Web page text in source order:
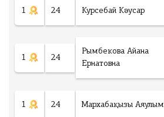
1 24 Курсебай Кәусар
1 24
Рымбекова Айана
Ернатовна
1 24 Мархабақызы Аяулым